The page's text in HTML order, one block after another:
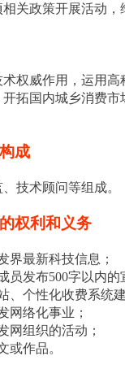
关政策开展活动，
权威作用，运用高
拓国内城乡消费
成
技术顾问等组成。
权利和义务
界最新科技信息；
员发布500字以内的
、个性化收费系统
网络化事业；
网组织的活动；
或作品。